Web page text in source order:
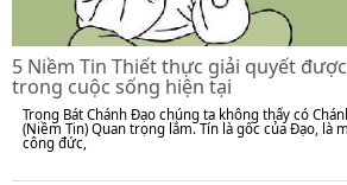
5 Niềm Tin Thiết thực giải quyết
trong cuộc sống hiện tại
Trong Bát Chánh Đạo chúng ta không thấy có
(Niềm Tin) Quan trọng lắm. Tín là gốc của Đạo, là
công đức,